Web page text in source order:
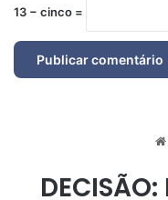
13 − cinco =